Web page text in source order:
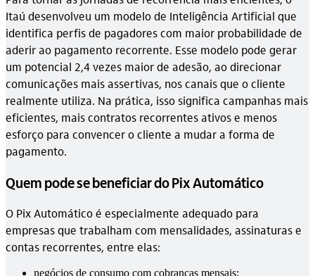
Itaú desenvolveu um modelo de Inteligência Artificial que
identifica perfis de pagadores com maior probabilidade de
aderir ao pagamento recorrente. Esse modelo pode gerar
um potencial 2,4 vezes maior de adesão, ao direcionar
comunicações mais assertivas, nos canais que o cliente
realmente utiliza. Na prática, isso significa campanhas mais
eficientes, mais contratos recorrentes ativos e menos
esforço para convencer o cliente a mudar a forma de
pagamento.
Quem pode se beneficiar do Pix Automático
O Pix Automático é especialmente adequado para
empresas que trabalham com mensalidades, assinaturas e
contas recorrentes, entre elas:
negócios de consumo com cobranças mensais;